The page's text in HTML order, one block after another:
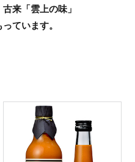
来「雲上の味」
ています。